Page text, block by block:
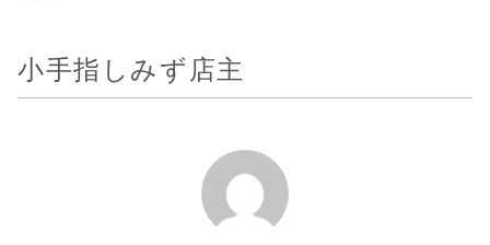
小手指しみず店主